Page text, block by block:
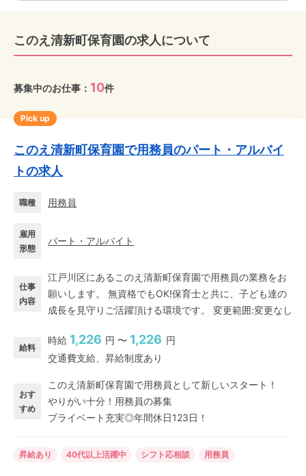
このえ清新町保育園の求人について
募集中のお仕事： 10件
Pick up
このえ清新町保育園で用務員のパート・アルバイ
トの求人
職種 用務員
雇用
形態
パート・アルバイト
仕事
内容
江戸川区にあるこのえ清新町保育園で用務員の業務をお
願いします。 無資格でもOK!保育士と共に、子ども達の
成長を見守りご活躍頂ける環境です。 変更範囲:変更なし
給料
時給 1,226 円 〜 1,226 円
交通費支給、昇給制度あり
おす
すめ
このえ清新町保育園で用務員として新しいスタート！
やりがい十分！用務員の募集
プライベート充実◎年間休日123日！
昇給あり 40代以上活躍中 シフト応相談 用務員